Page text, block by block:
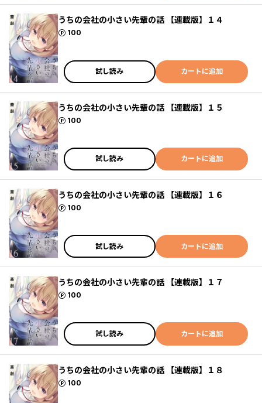
うちの会社の小さい先輩の話 【連載版】１４
100
ポイント
試し読み カートに追加
うちの会社の小さい先輩の話 【連載版】１５
100
ポイント
試し読み カートに追加
うちの会社の小さい先輩の話 【連載版】１６
100
ポイント
試し読み カートに追加
うちの会社の小さい先輩の話 【連載版】１７
100
ポイント
試し読み カートに追加
うちの会社の小さい先輩の話 【連載版】１８
100
ポイント